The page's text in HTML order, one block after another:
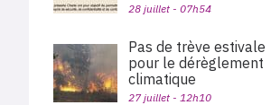
28 juillet - 07h54
Pas de trève estivale
pour le dérèglement
climatique
27 juillet - 12h10